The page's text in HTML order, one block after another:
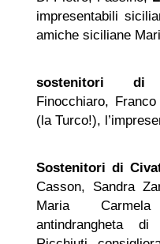
impresentabili
amiche siciliane
sostenitori di
Finocchiaro,
(la Turco!),
Sostenitori di
Casson, Sandra
Maria
antindrangheta di